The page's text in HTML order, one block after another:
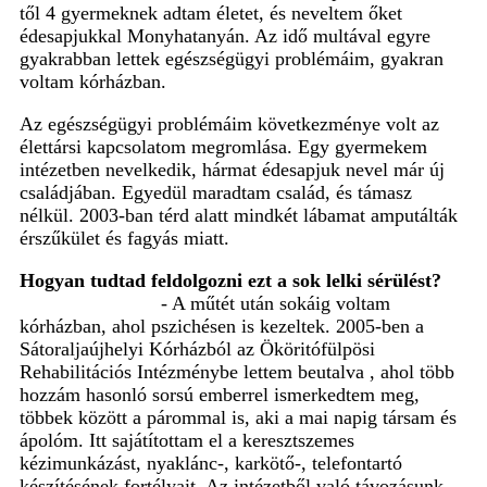
től 4 gyermeknek adtam életet, és neveltem őket
édesapjukkal Monyhatanyán. Az idő multával egyre
gyakrabban lettek egészségügyi problémáim, gyakran
voltam kórházban.
Az egészségügyi problémáim következménye volt az
élettársi kapcsolatom megromlása. Egy gyermekem
intézetben nevelkedik, hármat édesapjuk nevel már új
családjában. Egyedül maradtam család, és támasz
nélkül. 2003-ban térd alatt mindkét lábamat amputálták
érszűkület és fagyás miatt.
Hogyan tudtad feldolgozni ezt a sok lelki sérülést?
- A műtét után sokáig voltam
kórházban, ahol pszichésen is kezeltek. 2005-ben a
Sátoraljaújhelyi Kórházból az Ököritófülpösi
Rehabilitációs Intézménybe lettem beutalva , ahol több
hozzám hasonló sorsú emberrel ismerkedtem meg,
többek között a párommal is, aki a mai napig társam és
ápolóm. Itt sajátítottam el a keresztszemes
kézimunkázást, nyaklánc-, karkötő-, telefontartó